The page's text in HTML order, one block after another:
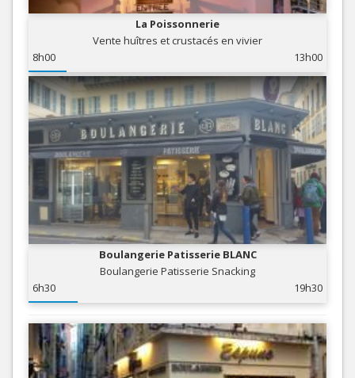
La Poissonnerie
Vente huîtres et crustacés en vivier
8h00
13h00
Boulangerie Patisserie BLANC
Boulangerie Patisserie Snacking
6h30
19h30